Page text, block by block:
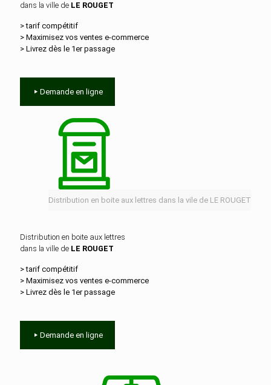
dans la ville de LE ROUGET
> tarif compétitif
> Maximisez vos ventes e‑commerce
> Livrez dès le 1er passage
Demande en ligne
Distribution en boite aux lettres dans la vile de LE ROUGET
Distribution en boite aux lettres
dans la ville de LE ROUGET
> tarif compétitif
> Maximisez vos ventes e‑commerce
> Livrez dès le 1er passage
Demande en ligne